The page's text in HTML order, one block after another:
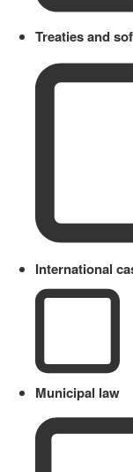
Treaties and
International
Municipal law